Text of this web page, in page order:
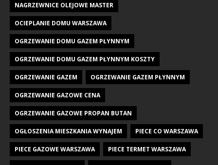
NAGRZEWNICE OLEJOWE MASTER
OCIEPLANIE DOMU WARSZAWA
OGRZEWANIE DOMU GAZEM PŁYNNYM
OGRZEWANIE DOMU GAZEM PŁYNNYM KOSZTY
OGRZEWANIE GAZEM OGRZEWANIE GAZEM PŁYNNYM
OGRZEWANIE GAZOWE CENA
OGRZEWANIE GAZOWE PROPAN BUTAN
OGŁOSZENIA MIESZKANIA WYNAJEM PIECE CO WARSZAWA
PIECE GAZOWE WARSZAWA PIECE TERMET WARSZAWA